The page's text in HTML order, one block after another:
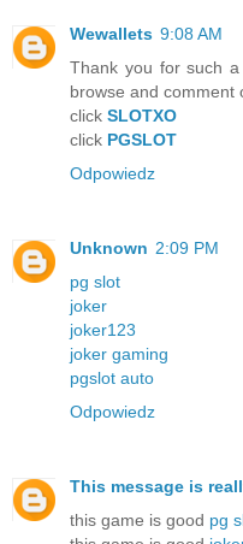
Wewallets 9:08 AM
Thank you for such
browse and comment
click SLOTXO
click PGSLOT
Odpowiedz
Unknown 2:09 PM
pg slot
joker
joker123
joker gaming
pgslot auto
Odpowiedz
This message is
this game is good pg